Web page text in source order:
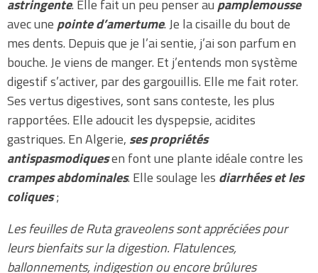
astringente. Elle fait un peu penser aupamplemousse
avec unepointe d’amertume. Je la cisaille du bout de
mes dents. Depuis que je l’ai sentie, j’ai son parfum en
bouche. Je viens de manger. Et j’entends mon système
digestif s’activer, par des gargouillis. Elle me fait roter.
Ses vertus digestives, sont sans conteste, les plus
rapportées. Elle adoucit les dyspepsie, acidites
gastriques. En Algerie, ses propriétés
antispasmodiquesen font une plante idéale contre les
crampes abdominales. Elle soulage les diarrhées et les
coliques;
Les feuilles de Ruta graveolens sont appréciées pour
leurs bienfaits sur la digestion. Flatulences,
ballonnements, indigestion ou encore brûlures